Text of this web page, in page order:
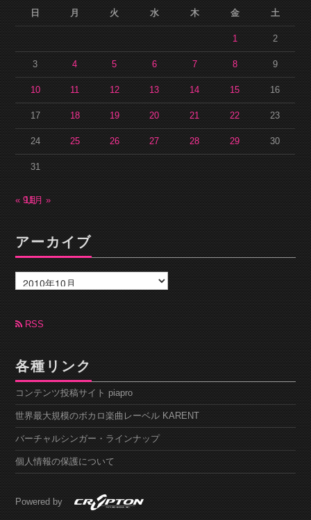
日
月 火 水 木 金 土
1 2
3 4 5 6 7 8 9
10 11 12 13 14 15 16
17 18 19 20 21 22 23
24 25 26 27 28 29 30
31
« 9月
11月 »
アーカイブ
ー
カ
ブ RSS
各種リンク
コンテンツ投稿サイト piapro
世界最大規模のボカロ楽曲レーベル KARENT
バーチャルシンガー・ラインナップ
個人情報の保護について
Powered by